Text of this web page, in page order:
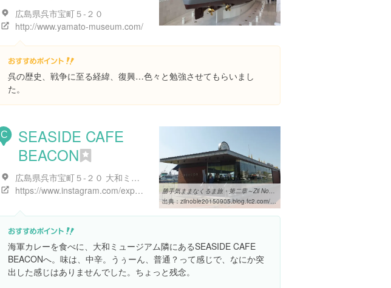
広島県呉市宝町５-２０
http://www.yamato-museum.com/
呉の歴史、戦争に至る経緯、復興…色々と勉強させてもらいまし
た。
C
SEASIDE CAFE
BEACON
広島県呉市宝町５-２０ 大和ミュージアム西隣
https://www.instagram.com/explore/locations/398751310564108
勝手気ままなくるま旅・第二章～Zil Nobleの車窓から～ - 勝手気ままな ...
出典： zilnoble20150905.blog.fc2.com/blog-entry-78.html
海軍カレーを食べに、大和ミュージアム隣にあるSEASIDE CAFE
BEACONへ。味は、中辛。うぅーん、普通？って感じで、なにか突
出した感じはありませんでした。ちょっと残念。